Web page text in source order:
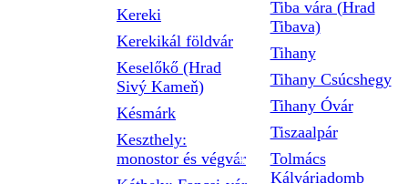
Kereki
Kerekikál földvár
Keselőkő (Hrad
Sivý Kameň)
Késmárk
Keszthely:
monostor és végvár
Tiba vára (Hrad
Tibava)
Tihany
Tihany Csúcshegy
Tihany Óvár
Tiszaalpár
Tolmács
Kálváriadomb